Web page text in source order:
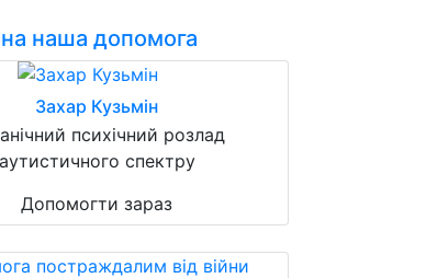
наша допомога
Захар Кузьмін
психічний розлад
аутистичного спектру
Допомогти зараз